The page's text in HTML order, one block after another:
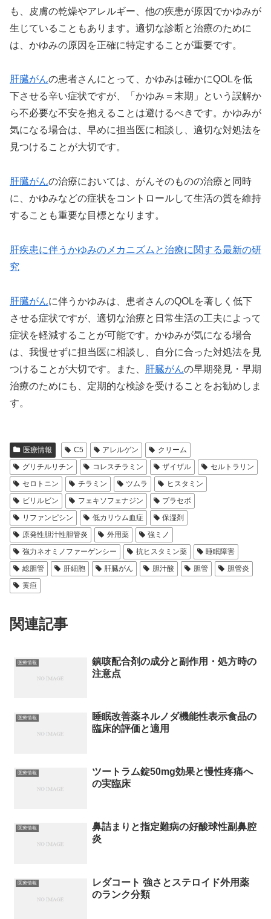
も、皮膚の乾燥やアレルギー、他の疾患が原因でかゆみが
生じていることもあります。適切な診断と治療のために
は、かゆみの原因を正確に特定することが重要です。
肝臓がんの患者さんにとって、かゆみは確かにQOLを低
下させる辛い症状ですが、「かゆみ＝末期」という誤解か
ら不必要な不安を抱えることは避けるべきです。かゆみが
気になる場合は、早めに担当医に相談し、適切な対処法を
見つけることが大切です。
肝臓がんの治療においては、がんそのものの治療と同時
に、かゆみなどの症状をコントロールして生活の質を維持
することも重要な目標となります。
肝疾患に伴うかゆみのメカニズムと治療に関する最新の研
究
肝臓がんに伴うかゆみは、患者さんのQOLを著しく低下
させる症状ですが、適切な治療と日常生活の工夫によって
症状を軽減することが可能です。かゆみが気になる場合
は、我慢せずに担当医に相談し、自分に合った対処法を見
つけることが大切です。また、
肝臓がんの早期発見・早期
治療のためにも、定期的な検診を受けることをお勧めしま
す。
医療情報 C5 アレルゲン
クリーム
グリチルリチン
コレスチラミン ザイザル
セルトラリン
セロトニン
チラミン ツムラ
ヒスタミン
ビリルビン
フェキソフェナジン
プラセボ
リファンピシン
低カリウム血症
保湿剤
原発性胆汁性胆管炎
外用薬
強ミノ
強力ネオミノファーゲンシー
抗ヒスタミン薬
睡眠障害
総胆管
肝細胞 肝臓がん 胆汁酸 胆管
胆管炎
黄疸
関連記事
医療情報
鎮咳配合剤の成分と副作用・処方時の
注意点
医療情報
睡眠改善薬ネルノダ機能性表示食品の
臨床的評価と適用
医療情報
ツートラム錠50mg効果と慢性疼痛へ
の実臨床
医療情報
鼻詰まりと指定難病の好酸球性副鼻腔
炎
医療情報
レダコート 強さとステロイド外用薬
のランク分類